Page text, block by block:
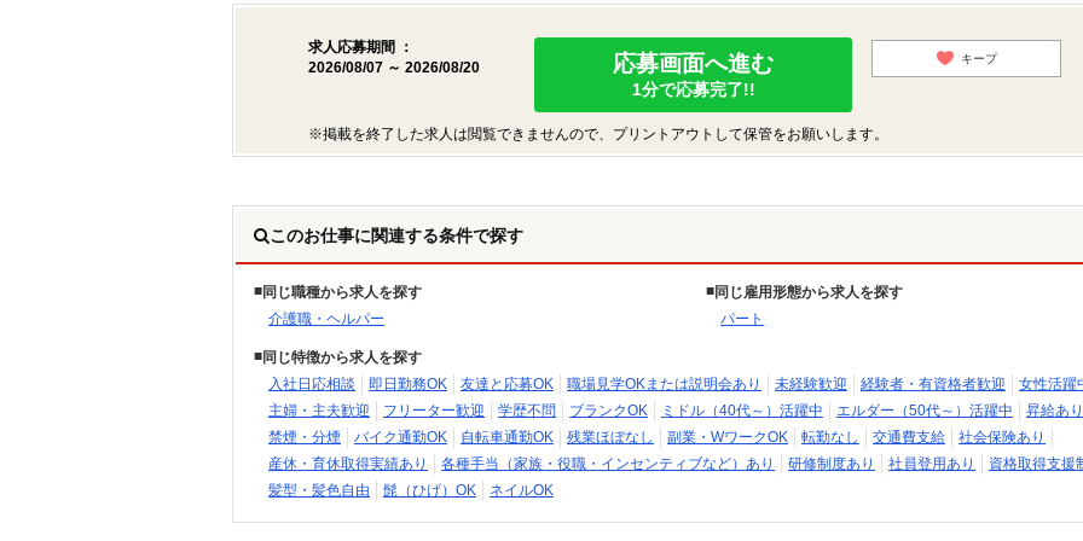
求人応募期間 ：
2026/08/07 ～ 2026/08/20
応募画面へ進む
1分で応募完了!!
キープ
※掲載を終了した求人は閲覧できませんので、プリントアウトして保管をお願いします。
このお仕事に関連する条件で探す
同じ職種から求人を探す
介護職・ヘルパー
同じ雇用形態から求人を探す
パート
同じ特徴から求人を探す
入社日応相談
即日勤務OK 友達と応募OK 職場見学OKまたは説明会あり 未経験歓迎 経験者・有資格者歓迎
女性活躍
主婦・主夫歓迎
フリーター歓迎 学歴不問 ブランクOK ミドル（40代～）活躍中 エルダー（50代～）活躍中
昇給あり
禁煙・分煙
バイク通勤OK 自転車通勤OK 残業ほぼなし 副業・WワークOK 転勤なし 交通費支給
社会保険あり
産休・育休取得実績あり
各種手当（家族・役職・インセンティブなど）あり 研修制度あり 社員登用あり
資格取得支援
髪型・髪色自由
髭（ひげ）OK ネイルOK